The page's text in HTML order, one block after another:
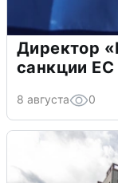
Директор
санкции ЕС
8 августа 0